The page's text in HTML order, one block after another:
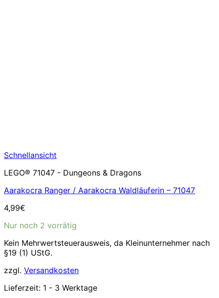
Schnellansicht
LEGO® 71047 - Dungeons & Dragons
Aarakocra Ranger / Aarakocra Waldläuferin – 71047
4,99€
Nur noch 2 vorrätig
Kein Mehrwertsteuerausweis, da Kleinunternehmer nach
§19 (1) UStG.
zzgl. Versandkosten
Lieferzeit: 1 - 3 Werktage